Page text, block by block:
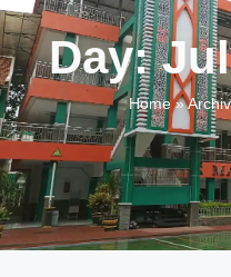
Day:
Home»